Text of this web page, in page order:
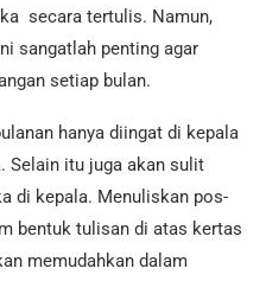
secara tertulis. Namun,
sangatlah penting agar
setiap bulan.
hanya diingat di kepala
Selain itu juga akan sulit
di kepala. Menuliskan pos-
bentuk tulisan di atas kertas
memudahkan dalam